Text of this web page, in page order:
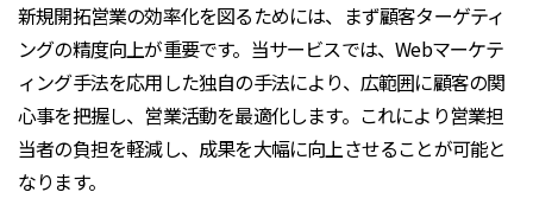
新規開拓営業の効率化を図るためには、まず顧客ターゲティ
ングの精度向上が重要です。当サービスでは、Webマーケテ
ィング手法を応用した独自の手法により、広範囲に顧客の関
心事を把握し、営業活動を最適化します。これにより営業担
当者の負担を軽減し、成果を大幅に向上させることが可能と
なります。